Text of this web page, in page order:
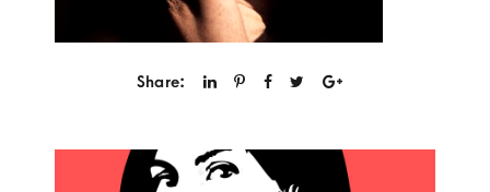
Share: